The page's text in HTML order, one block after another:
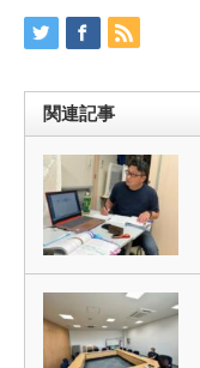
関連記事